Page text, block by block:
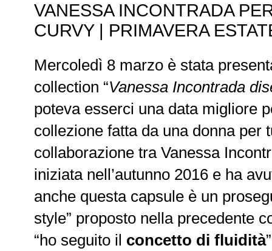
VANESSA INCONTRADA
CURVY | PRIMAVERA
Mercoledì 8 marzo è stata
collection “Vanessa Incontrada
poteva esserci una data migliore
collezione fatta da una donna per
collaborazione tra Vanessa
iniziata nell’autunno 2016 e ha
anche questa capsule è un
style” proposto nella precedente
“ho seguito il concetto di fluidità